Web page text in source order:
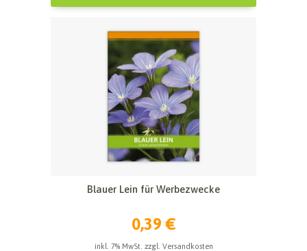
Blauer Lein für Werbezwecke
0,39 €
inkl. 7% MwSt. zzgl. Versandkosten